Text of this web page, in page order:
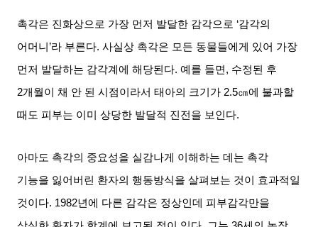
촉각은 진화상으로 가장 먼저 발달한 감각으로 ‘감각의
어머니 ’라 부른다.사실상 촉각은 모든 동물들에게 있어 가장
먼저 발달하는 감각계에 해당된다.예를 들면, 수정된 후
2개월이 채 안 된 시점이라서 태아의 크기가 2.5㎝에 불과할
때도 피부는 이미 상당한 발달적 진전을 보인다.
아마도 촉각의 중요성을 실감나게 이해하는 데는 촉각
기능을 잃어버린 환자의 행동방식을 살펴보는 것이 효과적일
것이다. 1982년에 다른 감각은 정상인데 피부감각만을